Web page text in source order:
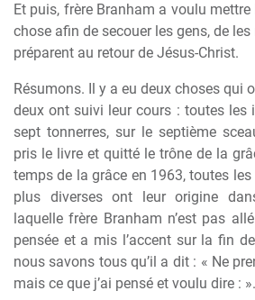
Et puis, frère Branham a voulu mettre
chose afin de secouer les gens, de les
préparent au retour de Jésus-Christ.
Résumons. Il y a eu deux choses qui
deux ont suivi leur cours : toutes les
sept tonnerres, sur le septième
pris le livre et quitté le trône de la
temps de la grâce en 1963, toutes
plus diverses ont leur origine
laquelle frère Branham n’est pas
pensée et a mis l’accent sur la fin
nous savons tous qu’il a dit : « Ne
mais ce que j’ai pensé et voulu dire : ».